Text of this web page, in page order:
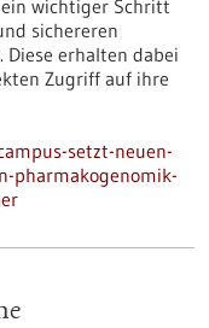
wichtiger Schritt
sichereren
erhalten dabei
Zugriff auf ihre
setzt-neuen-
pharmakogenomik-